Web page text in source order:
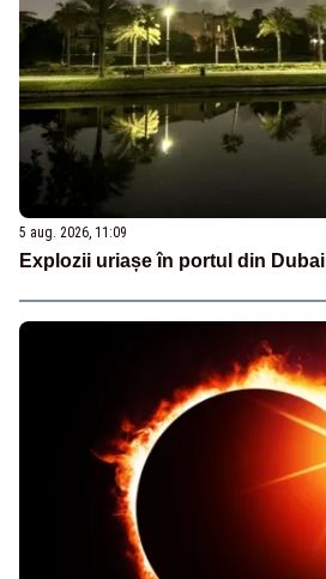
5 aug. 2026, 11:09
Explozii uriașe în portul din Dubai